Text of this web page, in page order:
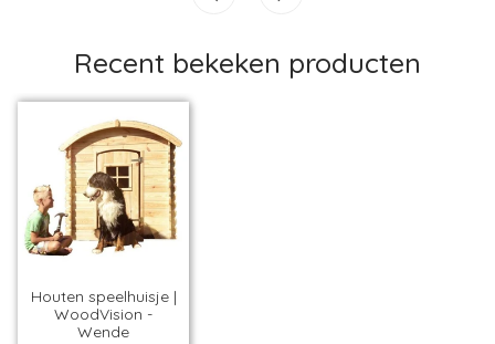
Recent bekeken producten
Houten speelhuisje |
WoodVision -
Wende